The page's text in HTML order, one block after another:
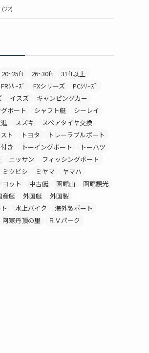
(22)
20~25ft 26~30ft
31ft以上
FRｼﾘｰｽﾞ FXシリーズ
PCｼﾘｰｽﾞ
イスズ
キャンピングカー
ボート
シャフト艇
シーレイ
スズキ
スペアタイヤ交換
ト
トヨタ
トレーラブルボート
き
トーイングボート
トーハツ
ニッサン
フィッシングボート
ミツビシ ミヤマ
ヤマハ
ヨット 中古艇 函館山
函館観光
産艇 外国艇
外国製
水上バイク
海外製ボート
阿寒丹頂の里 ＲＶパーク